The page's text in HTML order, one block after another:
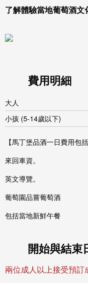
了解體驗當地葡萄酒文
費用明細
大人
小孩 (5-14歲以下)
【馬丁堡品酒一日費用包括
​來回車資。
英文導覽。
葡萄園品嘗葡萄酒
包括當地新鮮午餐
開始與結束
兩位成人以上接受預訂